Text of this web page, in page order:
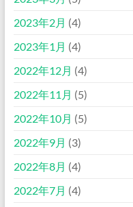
2023年2月 (4)
2023年1月 (4)
2022年12月 (4)
2022年11月 (5)
2022年10月 (5)
2022年9月 (3)
2022年8月 (4)
2022年7月 (4)